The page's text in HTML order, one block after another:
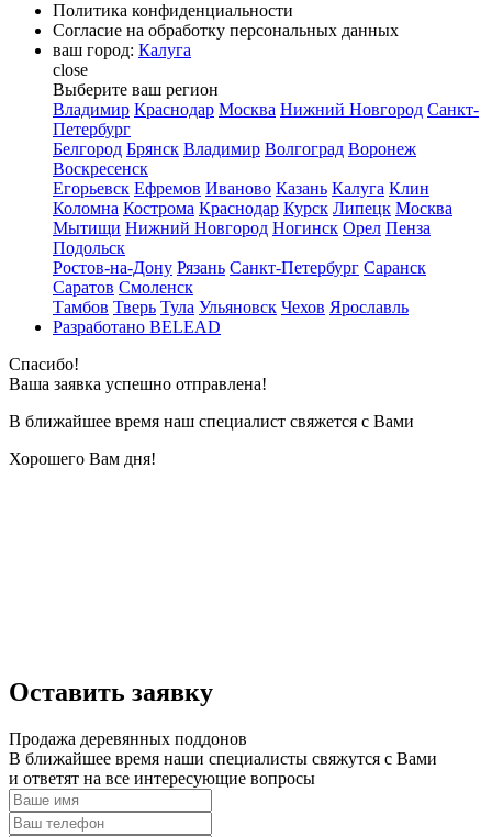
Политика конфиденциальности
Согласие на обработку персональных данных
ваш город: Калуга
close
Выберите ваш регион
Владимир Краснодар Москва Нижний Новгород Санкт-
Петербург
Белгород Брянск Владимир Волгоград Воронеж
Воскресенск
Егорьевск Ефремов Иваново Казань Калуга Клин
Коломна Кострома Краснодар Курск Липецк Москва
Мытищи Нижний Новгород Ногинск Орел Пенза
Подольск
Ростов-на-Дону Рязань Санкт-Петербург Саранск
Саратов Смоленск
Тамбов Тверь Тула Ульяновск Чехов Ярославль
Разработано BELEAD
Спасибо!
Ваша заявка успешно отправлена!
В ближайшее время наш специалист свяжется с Вами
Хорошего Вам дня!
Оставить заявку
Продажа деревянных поддонов
В ближайшее время наши специалисты свяжутся с Вами
и ответят на все интересующие вопросы